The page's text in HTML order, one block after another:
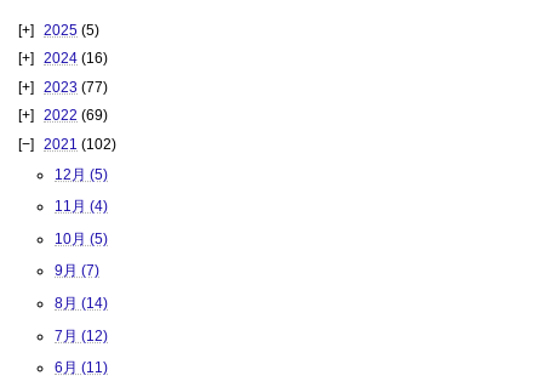
2025 (5)
2024 (16)
2023 (77)
2022 (69)
2021 (102)
12月 (5)
11月 (4)
10月 (5)
9月 (7)
8月 (14)
7月 (12)
6月 (11)